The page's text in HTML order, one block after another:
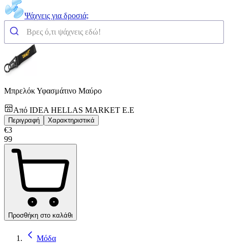
Ψάχνεις για δροσιά;
Μπρελόκ Υφασμάτινο Μαύρο
Από IDEA HELLAS MARKET E.E
Περιγραφή Χαρακτηριστικά
€3
99
Προσθήκη στο καλάθι
Μόδα